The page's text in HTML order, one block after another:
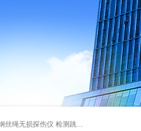
绳无损探伤仪 检测跳丝/断丝 5-300N.m